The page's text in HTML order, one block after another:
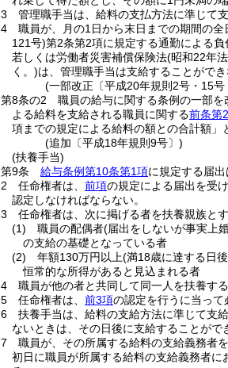
3
管理職手当は、給料の支払方法に準じて支
4
職員が、月の1日から末日までの期間の
121号)第2条第2項に規定する通勤による
若しくは労働者災害補償保険法(昭和22年
く。)は、管理職手当は支給することができ
(一部改正〔平成20年規則2号・15
第8条の2
職員の給与に関する条例の一部を
よる給料を支給される職員に関する前条第
項までの規定による給料の額との合計額」
(追加〔平成18年規則9号〕)
(扶養手当)
第9条
給与条例第10条第1項に規定する届
2
任命権者は、 前項の規定による届出を受
認定しなければならない。
3
任命権者は、次に掲げる者を扶養親族と
(1)
職員の配偶者(届出をしないが事実上
の支給の基礎となっている者
(2)
年額130万円以上(満18歳に達する日
恒常的な所得があると見込まれる者
4
職員が他の者と共同して同一人を扶養す
5
任命権者は、 前3項の認定を行うに当って
6
扶養手当は、給料の支給方法に準じて支給
ないときは、その日後に支給することがで
7
職員が、その所属する給料の支給義務者
初日に職員が所属する給料の支給義務者に